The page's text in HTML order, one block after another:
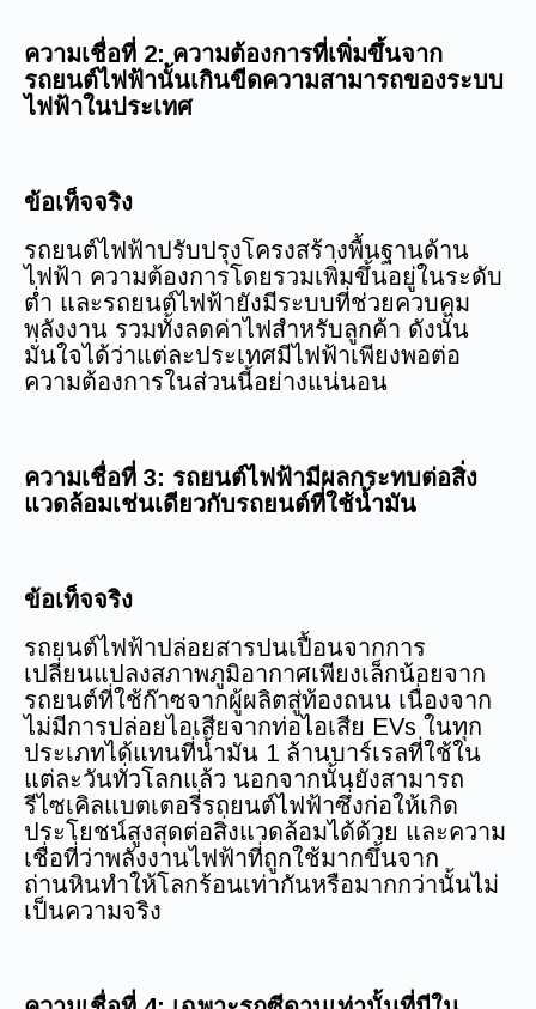
ความเชื่อที่ 2: ความต้องการที่เพิ่มขึ้นจาก
รถยนต์ไฟฟ้านั้นเกินขีดความสามารถของระบบ
ไฟฟ้าในประเทศ
ข้อเท็จจริง
รถยนต์ไฟฟ้าปรับปรุงโครงสร้างพื้นฐานด้าน
ไฟฟ้า ความต้องการโดยรวมเพิ่มขึ้นอยู่ในระดับ
ต่ำ และรถยนต์ไฟฟ้ายังมีระบบที่ช่วยควบคุม
พลังงาน รวมทั้งลดค่าไฟสำหรับลูกค้า ดังนั้น
มั่นใจได้ว่าแต่ละประเทศมีไฟฟ้าเพียงพอต่อ
ความต้องการในส่วนนี้อย่างแน่นอน
ความเชื่อที่ 3: รถยนต์ไฟฟ้ามีผลกระทบต่อสิ่ง
แวดล้อมเช่นเดียวกับรถยนต์ที่ใช้น้ำมัน
ข้อเท็จจริง
รถยนต์ไฟฟ้าปล่อยสารปนเปื้อนจากการ
เปลี่ยนแปลงสภาพภูมิอากาศเพียงเล็กน้อยจาก
รถยนต์ที่ใช้ก๊าซจากผู้ผลิตสู่ท้องถนน เนื่องจาก
ไม่มีการปล่อยไอเสียจากท่อไอเสีย EVs ในทุก
ประเภทได้แทนที่น้ำมัน 1 ล้านบาร์เรลที่ใช้ใน
แต่ละวันทั่วโลกแล้ว นอกจากนั้นยังสามารถ
รีไซเคิลแบตเตอรี่รถยนต์ไฟฟ้าซึ่งก่อให้เกิด
ประโยชน์สูงสุดต่อสิ่งแวดล้อมได้ด้วย และความ
เชื่อที่ว่าพลังงานไฟฟ้าที่ถูกใช้มากขึ้นจาก
ถ่านหินทำให้โลกร้อนเท่ากันหรือมากกว่านั้นไม่
เป็นความจริง